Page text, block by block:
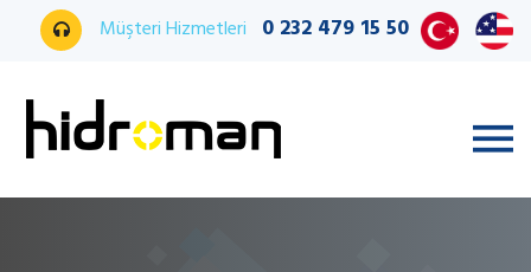
Müşteri Hizmetleri 0 232 479 15 50